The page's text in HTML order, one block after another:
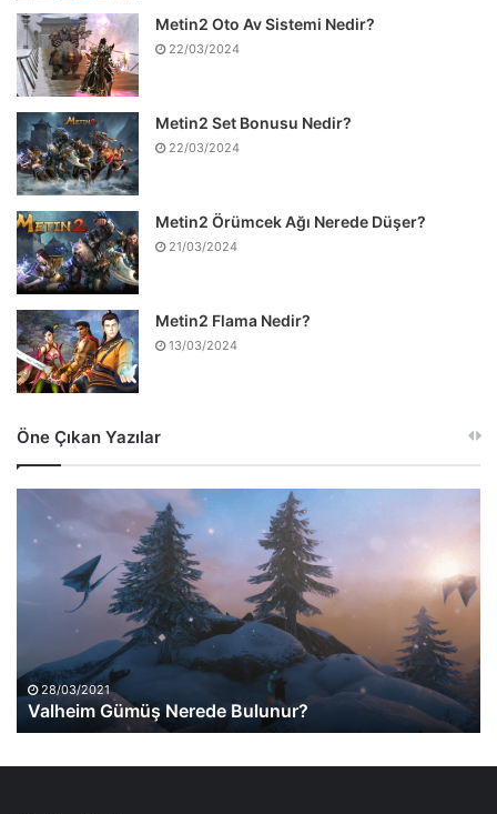
Metin2 Oto Av Sistemi Nedir?
22/03/2024
Metin2 Set Bonusu Nedir?
22/03/2024
Metin2 Örümcek Ağı Nerede Düşer?
21/03/2024
Metin2 Flama Nedir?
13/03/2024
Öne Çıkan Yazılar
Gümüş
Nerede
Bulunur?
28/03/2021
Valheim Gümüş Nerede Bulunur?